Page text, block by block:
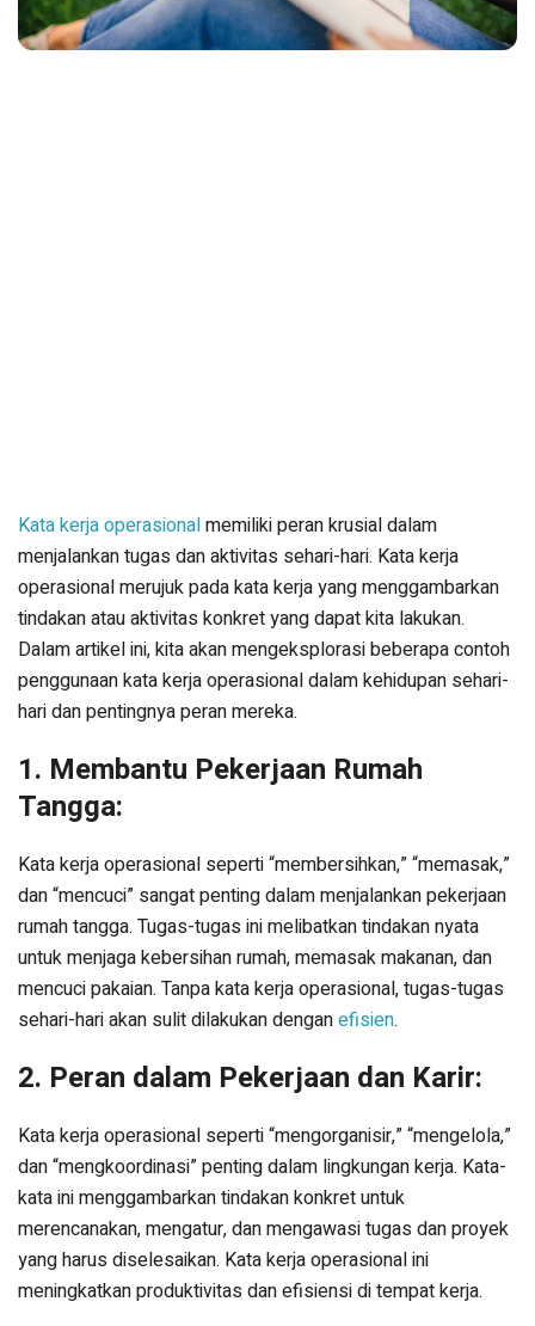
Kata kerja operasionalmemiliki peran krusial dalam
menjalankan tugas dan aktivitas sehari-hari. Kata kerja
operasional merujuk pada kata kerja yang menggambarkan
tindakan atau aktivitas konkret yang dapat kita lakukan.
Dalam artikel ini, kita akan mengeksplorasi beberapa contoh
penggunaan kata kerja operasional dalam kehidupan sehari-
hari dan pentingnya peran mereka.
1. Membantu Pekerjaan Rumah
Tangga:
Kata kerja operasional seperti “membersihkan,” “memasak,”
dan “mencuci” sangat penting dalam menjalankan pekerjaan
rumah tangga. Tugas-tugas ini melibatkan tindakan nyata
untuk menjaga kebersihan rumah, memasak makanan, dan
mencuci pakaian. Tanpa kata kerja operasional, tugas-tugas
sehari-hari akan sulit dilakukan denganefisien.
2. Peran dalam Pekerjaan dan Karir:
Kata kerja operasional seperti “mengorganisir,” “mengelola,”
dan “mengkoordinasi” penting dalam lingkungan kerja. Kata-
kata ini menggambarkan tindakan konkret untuk
merencanakan, mengatur, dan mengawasi tugas dan proyek
yang harus diselesaikan. Kata kerja operasional ini
meningkatkan produktivitas dan efisiensi di tempat kerja.